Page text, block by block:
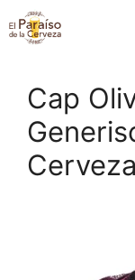
Saltar
al
Cap